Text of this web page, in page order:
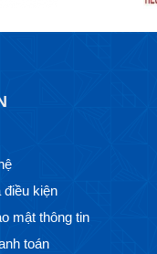
kiện
mật thông tin
toán